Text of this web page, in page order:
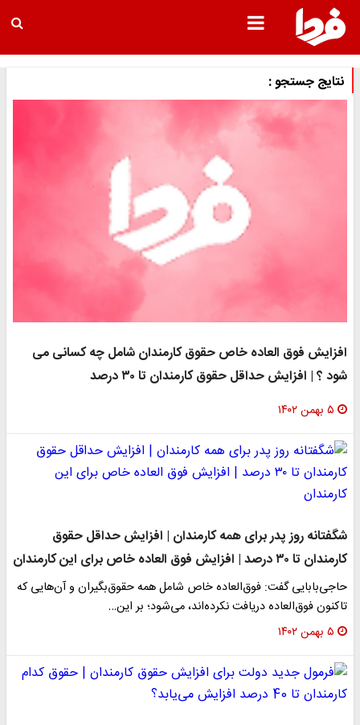
نتایج جستجو :
افزایش فوق العاده خاص حقوق کارمندان شامل چه کسانی می
شود ؟ | افزایش حداقل حقوق‌ کارمندان تا ۳۰ درصد
۵ بهمن ۱۴۰۲
شگفتانه روز پدر برای همه کارمندان | افزایش حداقل حقوق‌
کارمندان تا ۳۰ درصد | افزایش فوق العاده خاص برای این کارمندان
حاجی‌بابایی گفت: فوق‌العاده خاص شامل همه حقوق‌بگیران و آن‌هایی که
تاکنون فوق‌العاده دریافت نکرده‌اند، می‌شود؛ بر این…
۵ بهمن ۱۴۰۲